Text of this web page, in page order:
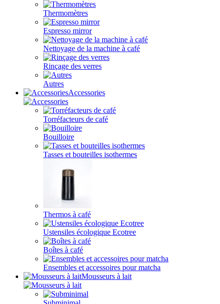
Thermomètres
Espresso mirror
Nettoyage de la machine à café
Rinçage des verres
Autres
Accessories
Torréfacteurs de café
Bouilloire
Tasses et bouteilles isothermes
Thermos à café
Ustensiles écologique Ecotree
Boîtes à café
Ensembles et accessoires pour matcha
Mousseurs à lait